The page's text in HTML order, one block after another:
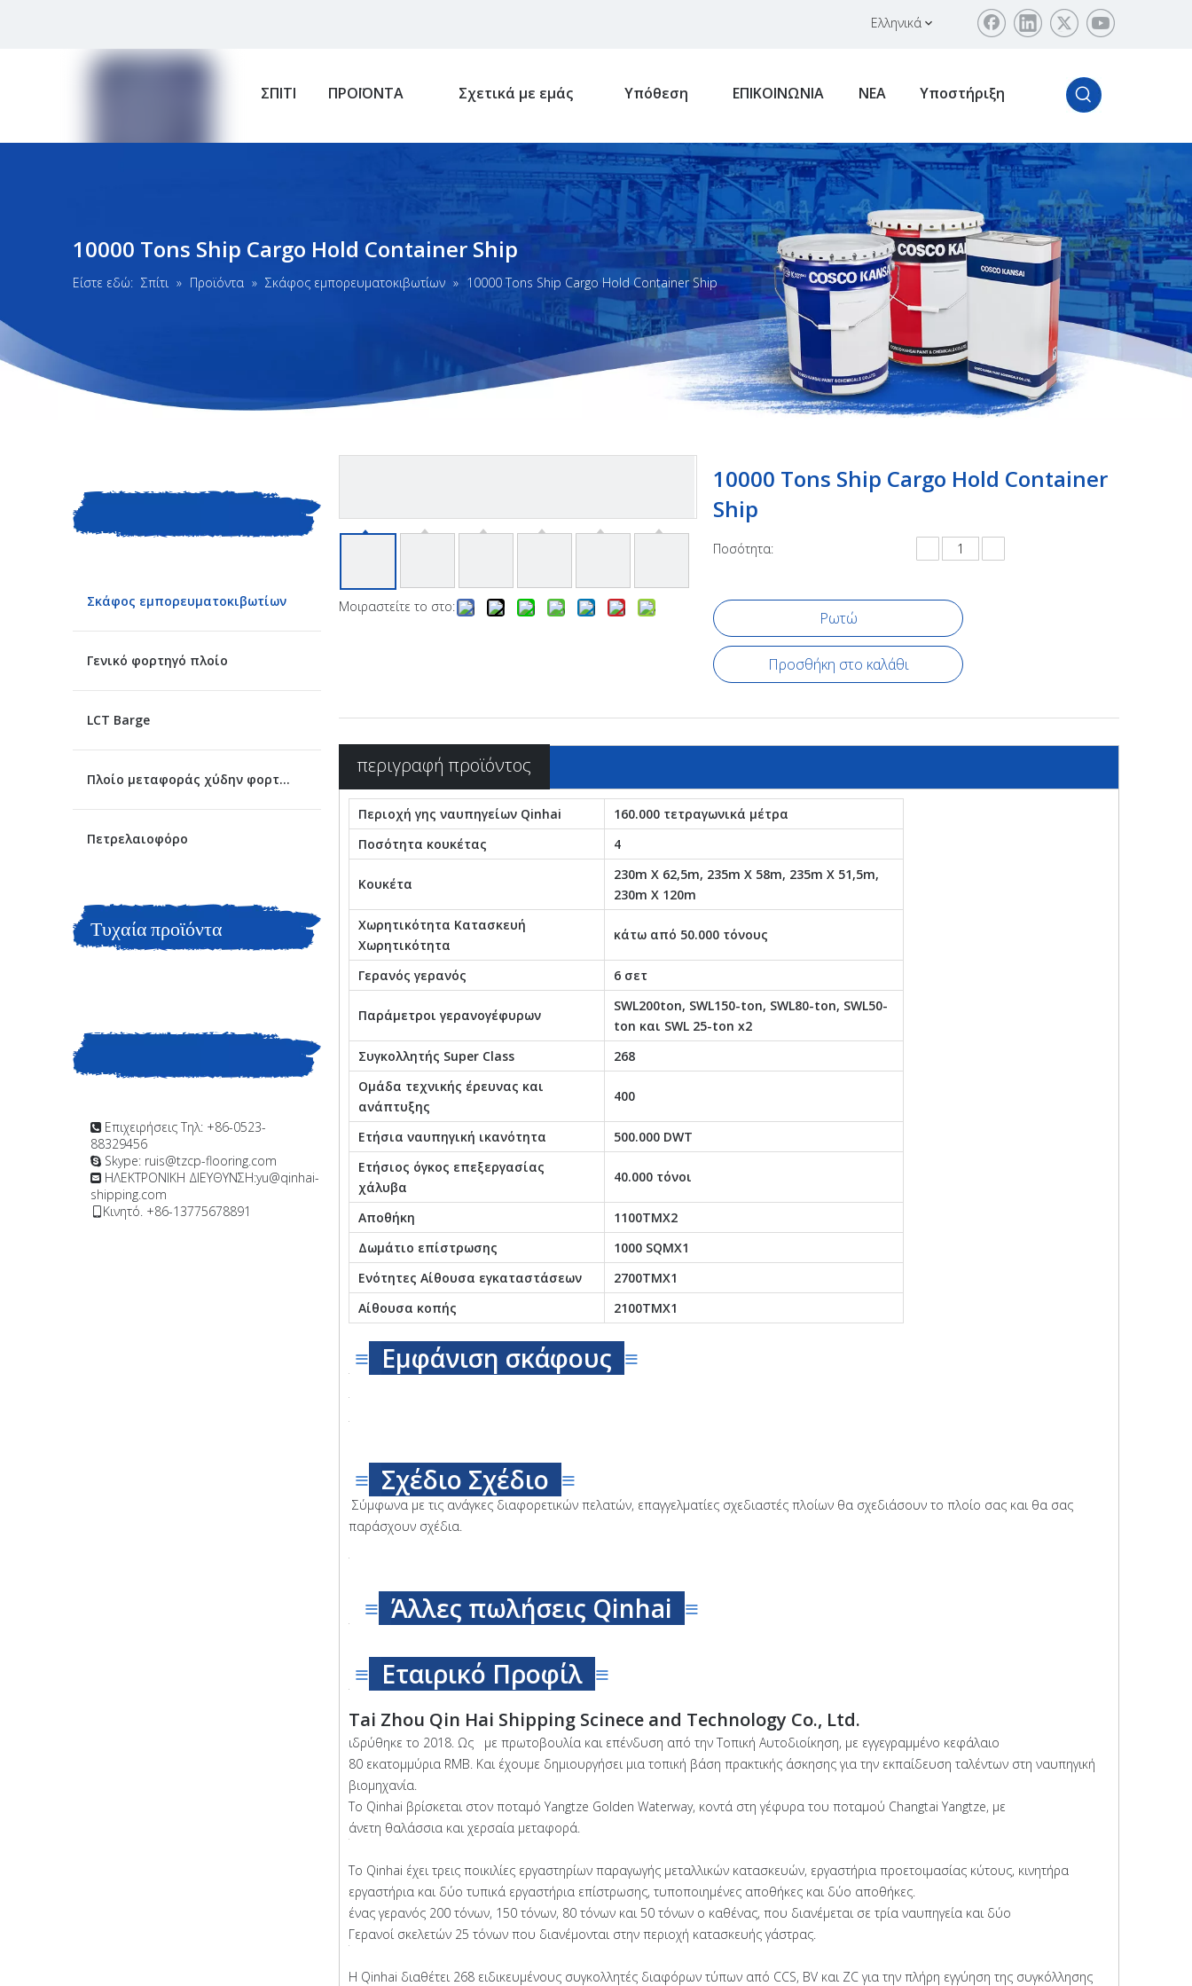
Ελληνικά
ΣΠΙΤΙ ΠΡΟΪΟΝΤΑ Σχετικά με εμάς Υπόθεση ΕΠΙΚΟΙΝΩΝΙΑ ΝΕΑ Υποστήριξη
10000 Tons Ship Cargo Hold Container Ship
Είστε εδώ: Σπίτι » Προϊόντα » Σκάφος εμπορευματοκιβωτίων » 10000 Tons Ship Cargo Hold Container Ship
ΚΑΤΗΓΟΡΙΑ
ΠΡΟΙΟΝΤΟΣ
Σκάφος εμπορευματοκιβωτίων
Γενικό φορτηγό πλοίο
LCT Barge
Πλοίο μεταφοράς χύδην φορτίου
Πετρελαιοφόρο
Τυχαία προϊόντα
ΕΠΙΚΟΙΝΩΝΗΣΤΕ ΜΑΖΙ
ΜΑΣ
 Επιχειρήσεις Τηλ: +86-0523-
88329456
 Skype: ruis@tzcp-flooring.com
 ΗΛΕΚΤΡΟΝΙΚΗ ΔΙΕΥΘΥΝΣΗ:yu@qinhai-
shipping.com
Κινητό. +86-13775678891
Μοιραστείτε το στο:
10000 Tons Ship Cargo Hold Container
Ship
Ποσότητα:
Ρωτώ
Προσθήκη στο καλάθι
περιγραφή προϊόντος
Περιοχή γης ναυπηγείων Qinhai
160.000 τετραγωνικά μέτρα
Ποσότητα κουκέτας
4
Κουκέτα
230m X 62,5m, 235m X 58m, 235m X 51,5m,
230m X 120m
Χωρητικότητα Κατασκευή
Χωρητικότητα
κάτω από 50.000 τόνους
Γερανός γερανός 6 σετ
Παράμετροι γερανογέφυρων
SWL200ton, SWL150-ton, SWL80-ton, SWL50-
ton και SWL 25-ton x2
Συγκολλητής Super Class
268
Ομάδα τεχνικής έρευνας και
ανάπτυξης
400
Ετήσια ναυπηγική ικανότητα
500.000 DWT
Ετήσιος όγκος επεξεργασίας
χάλυβα
40.000 τόνοι
Αποθήκη
1100ΤΜΧ2
Δωμάτιο επίστρωσης
1000 SQMX1
Ενότητες Αίθουσα εγκαταστάσεων
2700ΤΜΧ1
Αίθουσα κοπής
2100ΤΜΧ1
≡ Εμφάνιση σκάφους ≡
≡ Σχέδιο Σχέδιο ≡
Σύμφωνα με τις ανάγκες διαφορετικών πελατών, επαγγελματίες σχεδιαστές πλοίων θα σχεδιάσουν το πλοίο σας και θα σας
παράσχουν σχέδια.
≡ Άλλες πωλήσεις Qinhai ≡
≡ Εταιρικό Προφίλ ≡
Tai Zhou Qin Hai Shipping Scinece and Technology Co., Ltd.
ιδρύθηκε το 2018. Ως με πρωτοβουλία και επένδυση από την Τοπική Αυτοδιοίκηση, με εγγεγραμμένο κεφάλαιο
80 εκατομμύρια RMB. Και έχουμε δημιουργήσει μια τοπική βάση πρακτικής άσκησης για την εκπαίδευση ταλέντων στη ναυπηγική
βιομηχανία.
Το Qinhai βρίσκεται στον ποταμό Yangtze Golden Waterway, κοντά στη γέφυρα του ποταμού Changtai Yangtze, με
άνετη θαλάσσια και χερσαία μεταφορά.
Το Qinhai έχει τρεις ποικιλίες εργαστηρίων παραγωγής μεταλλικών κατασκευών, εργαστήρια προετοιμασίας κύτους, κινητήρα
εργαστήρια και δύο τυπικά εργαστήρια επίστρωσης, τυποποιημένες αποθήκες και δύο αποθήκες.
ένας γερανός 200 τόνων, 150 τόνων, 80 τόνων και 50 τόνων ο καθένας, που διανέμεται σε τρία ναυπηγεία και δύο
Γερανοί σκελετών 25 τόνων που διανέμονται στην περιοχή κατασκευής γάστρας.
Η Qinhai διαθέτει 268 ειδικευμένους συγκολλητές διαφόρων τύπων από CCS, BV και ZC για την πλήρη εγγύηση της συγκόλλησης